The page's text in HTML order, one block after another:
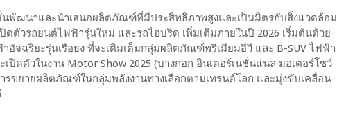
นพัฒนาและนำเสนอผลิตภัณฑ์ที่มีประสิทธิภาพสูงและเป็นมิตรกับสิ่งแวดล้อม
ดตัวรถยนต์ไฟฟ้ารุ่นใหม่ และรถไฮบริด เพิ่มเติมภายในปี 2026 เริ่มต้นด้วย
อัจฉริยะรุ่นเรือธง ที่จะเติมเต็มกลุ่มผลิตภัณฑ์พรีเมียมอีวี และ B-SUV ไฟฟ้า
เปิดตัวในงาน Motor Show 2025 (บางกอก อินเตอร์เนชั่นแนล มอเตอร์โชว์
รขยายผลิตภัณฑ์ในกลุ่มพลังงานทางเลือกตามเทรนด์โลก และมุ่งขับเคลื่อน